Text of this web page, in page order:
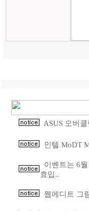
ASUS 오버
인텔 MoDT
이벤트는 6
효입..
웹에디트 그